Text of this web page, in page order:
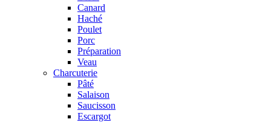
Canard
Haché
Poulet
Porc
Préparation
Veau
Charcuterie
Pâté
Salaison
Saucisson
Escargot